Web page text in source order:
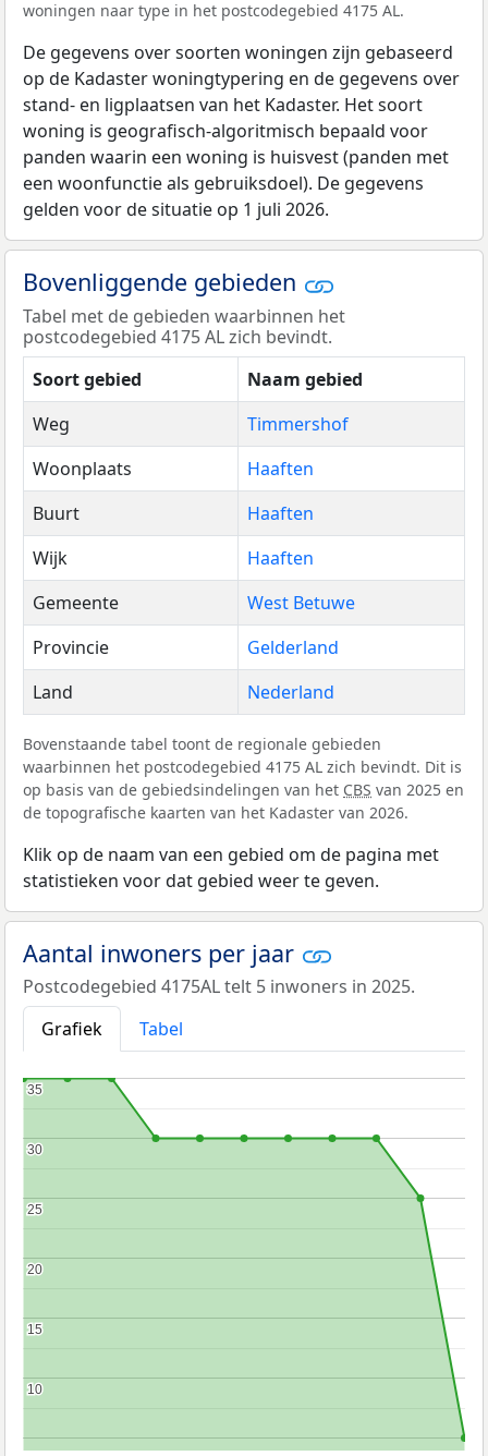
woningen naar type in het postcodegebied 4175 AL.
De gegevens over soorten woningen zijn gebaseerd
op de Kadaster woningtypering en de gegevens over
stand- en ligplaatsen van het Kadaster. Het soort
woning is geografisch-algoritmisch bepaald voor
panden waarin een woning is huisvest (panden met
een woonfunctie als gebruiksdoel). De gegevens
gelden voor de situatie op 1 juli 2026.
Bovenliggende gebieden
Tabel met de gebieden waarbinnen het
postcodegebied 4175 AL zich bevindt.
Soort gebied
Naam gebied
Weg
Timmershof
Woonplaats
Haaften
Buurt
Haaften
Wijk
Haaften
Gemeente
West Betuwe
Provincie
Gelderland
Land
Nederland
Bovenstaande tabel toont de regionale gebieden
waarbinnen het postcodegebied 4175 AL zich bevindt. Dit is
op basis van de gebiedsindelingen van het CBS van 2025 en
de topografische kaarten van het Kadaster van 2026.
Klik op de naam van een gebied om de pagina met
statistieken voor dat gebied weer te geven.
Aantal inwoners per jaar
Postcodegebied 4175AL telt 5 inwoners in 2025.
Grafiek
Tabel
10
10
15
15
20
20
25
25
30
30
35
35